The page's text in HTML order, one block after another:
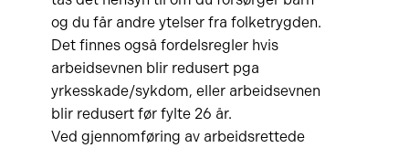
og du får andre ytelser fra folketrygden.
Det finnes også fordelsregler hvis
arbeidsevnen blir redusert pga
yrkesskade/sykdom, eller arbeidsevnen
blir redusert før fylte 26 år.
Ved gjennomføring av arbeidsrettede